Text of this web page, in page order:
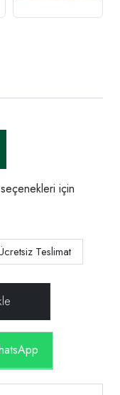
için
Teslimat